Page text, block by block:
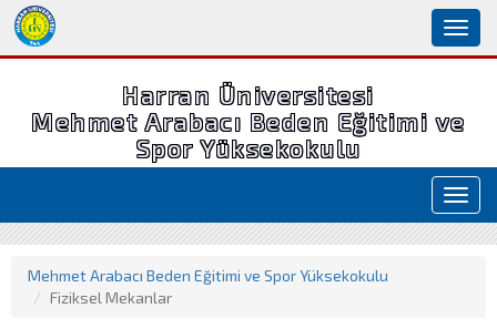
Harran Üniversitesi
Mehmet Arabacı Beden Eğitimi ve
Spor Yüksekokulu
Mehmet Arabacı Beden Eğitimi ve Spor Yüksekokulu
Fiziksel Mekanlar